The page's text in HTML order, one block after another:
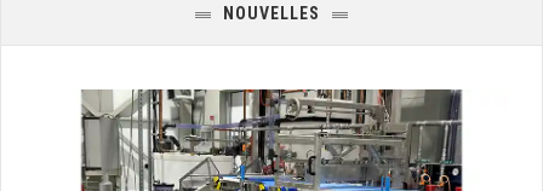
NOUVELLES